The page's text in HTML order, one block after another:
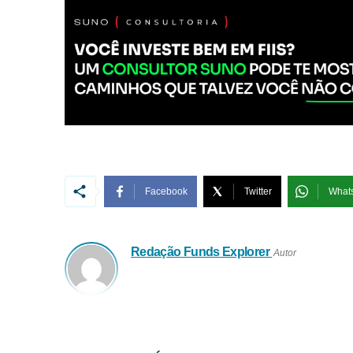
Facebook Twitter
Redação Funds Explorer Autor